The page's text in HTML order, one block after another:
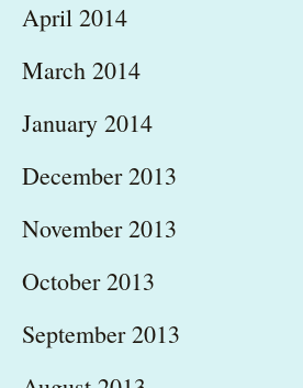
April 2014
March 2014
January 2014
December 2013
November 2013
October 2013
September 2013